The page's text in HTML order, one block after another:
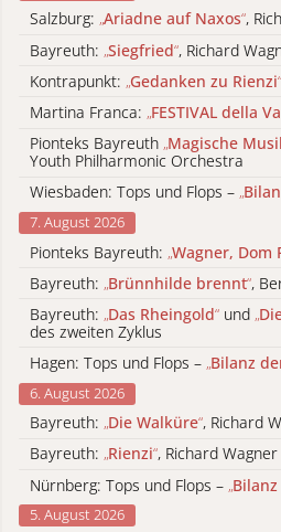
Salzburg: „Ariadne auf Naxos“,
Bayreuth: „Siegfried“, Richard
Kontrapunkt: „Gedanken zu Rienzi“
Martina Franca: „FESTIVAL della
Pionteks Bayreuth „Magische
Youth Philharmonic Orchestra
Wiesbaden: Tops und Flops – „
7. August 2026
Pionteks Bayreuth: „Wagner, Dom
Bayreuth: „Brünnhilde brennt“,
Bayreuth: „Das Rheingold“ und „
des zweiten Zyklus
Hagen: Tops und Flops – „Bilanz
6. August 2026
Bayreuth: „Die Walküre“, Richard
Bayreuth: „Rienzi“, Richard
Nürnberg: Tops und Flops – „
5. August 2026